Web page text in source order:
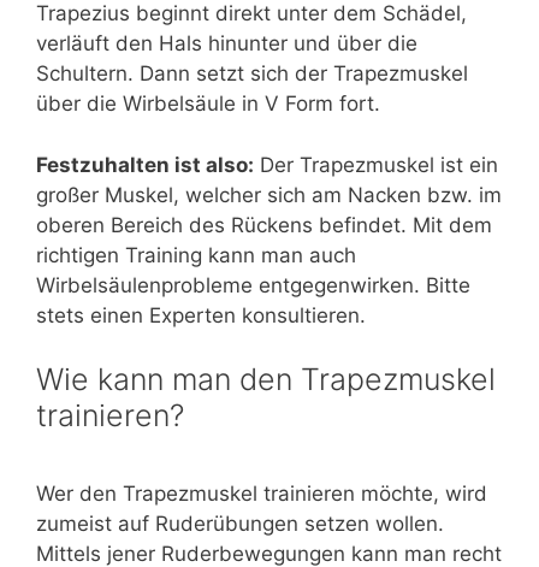
Trapezius beginnt direkt unter dem Schädel,
verläuft den Hals hinunter und über die
Schultern. Dann setzt sich der Trapezmuskel
über die Wirbelsäule in V Form fort.
Festzuhalten ist also: Der Trapezmuskel ist ein
großer Muskel, welcher sich am Nacken bzw. im
oberen Bereich des Rückens befindet. Mit dem
richtigen Training kann man auch
Wirbelsäulenprobleme entgegenwirken. Bitte
stets einen Experten konsultieren.
Wie kann man den Trapezmuskel
trainieren?
Wer den Trapezmuskel trainieren möchte, wird
zumeist auf Ruderübungen setzen wollen.
Mittels jener Ruderbewegungen kann man recht